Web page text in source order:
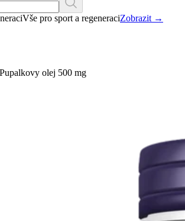
Vše pro sport a regeneraciZobrazit →
olej 500 mg